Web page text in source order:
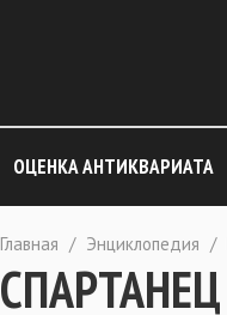
ОЦЕНКА АНТИКВАРИАТА
Главная / Энциклопедия /
СПАРТАНЕЦ